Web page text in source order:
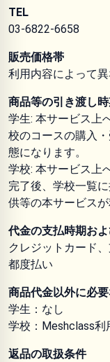
TEL
03-6822-6658
販売価格帯
利用内容によって異
商品等の引き渡し
学生: 本サービス上
校のコースの購入
態になります。
学校: 本サービス上
完了後、学校一覧
供等の本サービス
代金の支払時期お
クレジットカード
都度払い
商品代金以外に必要
学生：なし
学校：Meshclass利
返品の取扱条件